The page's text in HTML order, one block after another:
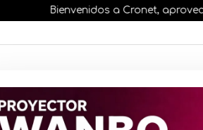
Bienvenidos a Cronet, aprovechá
STOCK MOVILIDAD